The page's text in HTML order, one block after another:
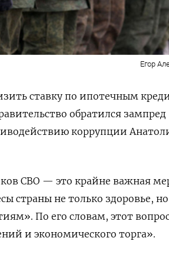
Егор
ставку по ипотечным
обратился зампред
коррупции
СВО — это крайне важная
страны не только здоровье,
По его словам, этот
и экономического торга».